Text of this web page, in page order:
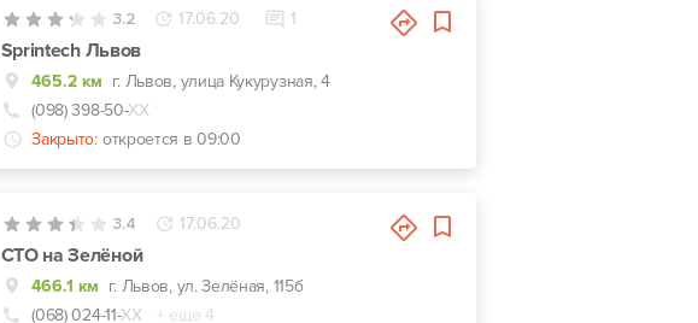
3.2 17.06.20 1
Sprintech Львов
465.2 км г. Львов, улица Кукурузная, 4
(098) 398-50-ХХ
Закрыто: откроется в 09:00
3.4 17.06.20
СТО на Зелёной
466.1 км г. Львов, ул. Зелёная, 115б
(068) 024-11-ХХ
+ еще 4